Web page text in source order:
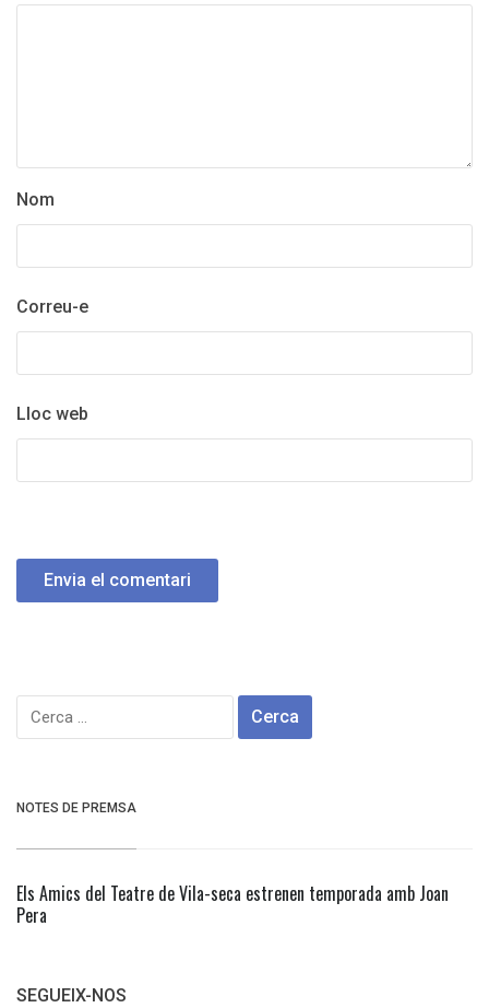
Nom
Correu-e
Lloc web
Cerca:
NOTES DE PREMSA
Els Amics del Teatre de Vila-seca estrenen temporada amb Joan
Pera
SEGUEIX-NOS